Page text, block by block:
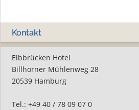
Kontakt
Elbbrücken Hotel
Billhorner Mühlenweg 28
20539 Hamburg
Tel.: +49 40 / 78 09 07 0